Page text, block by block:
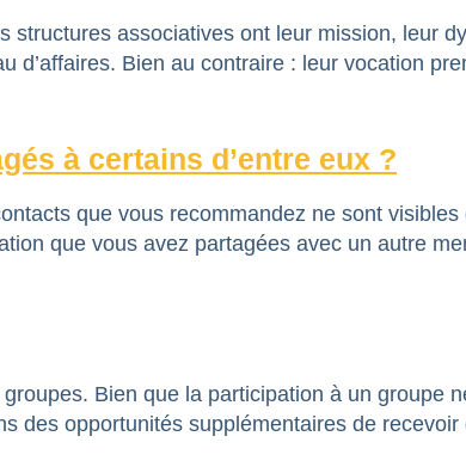
associatives ont leur mission, leur
Bien au contraire : leur vocation
à certains d’entre eux ?
que vous recommandez ne sont
que vous avez partagées avec un autre
Bien que la participation à un groupe
des opportunités supplémentaires de